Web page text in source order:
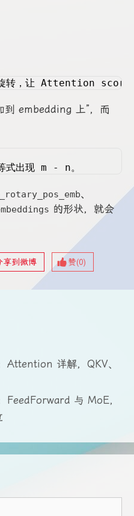
转，让 Attention score
embedding 上”，而
式出现 m - n。
、
的形状，就会
享到微博 赞(0)
详解，QKV、
与 MoE，